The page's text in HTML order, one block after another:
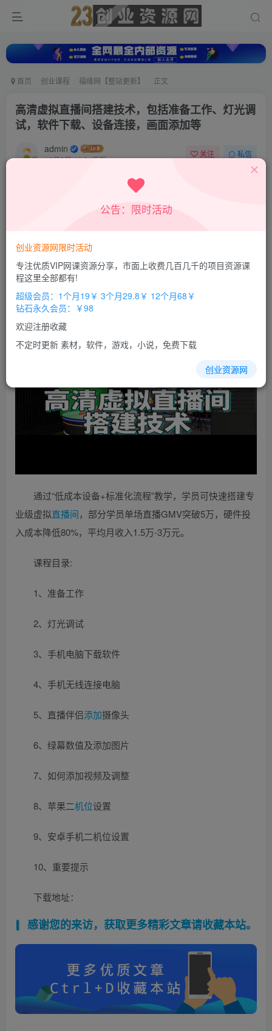
首页 创业课程 福缘网【整站更新】 正文
高清虚拟直播间搭建技术，包括准备工作、灯光调
试，软件下载、设备连接，画面添加等
admin
10月2日 16:34更新
关注 私信
超级会员
立即购买
您当前未登录！建议登陆后购买，办理会员包月更省钱，可保存购
通过“低成本设备+标准化流程”教学，学员可快速搭建专
业级虚拟直播间，部分学员单场直播GMV突破5万，硬件投
入成本降低80%，平均月收入1.5万-3万元。
课程目录:
1、准备工作
2、灯光调试
3、手机电脑下载软件
4、手机无线连接电脑
5、直播伴侣添加摄像头
6、绿幕数值及添加图片
7、如何添加视频及调整
8、苹果二机位设置
9、安卓手机二机位设置
10、重要提示
下载地址：
感谢您的来访，获取更多精彩文章请收藏本站。
公告：限时活动
创业资源网限时活动
专注优质VIP网课资源分享，市面上收费几百几千的项目资源课
程这里全部都有!
超级会员：1个月19￥ 3个月29.8￥ 12个月68￥
钻石永久会员：￥98
欢迎注册收藏
不定时更新 素材，软件，游戏，小说，免费下载
创业资源网